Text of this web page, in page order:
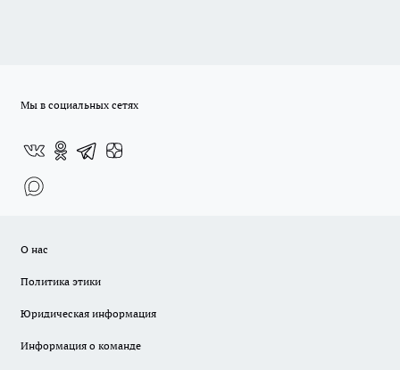
Мы в социальных сетях
О нас
Политика этики
Юридическая информация
Информация о команде